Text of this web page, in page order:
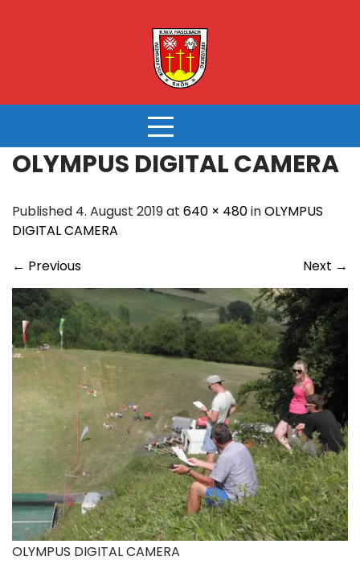
OLYMPUS DIGITAL CAMERA
Published 4. August 2019 at 640 × 480inOLYMPUS
DIGITAL CAMERA
← Previous Next →
OLYMPUS DIGITAL CAMERA